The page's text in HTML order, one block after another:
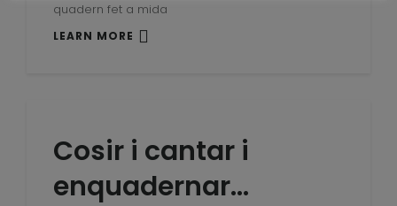
quadern fet a mida
LEARN MORE
Cosir i cantar i
enquadernar…